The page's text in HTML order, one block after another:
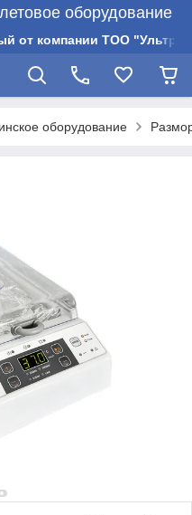
оборудование
от компании ТОО
оборудование